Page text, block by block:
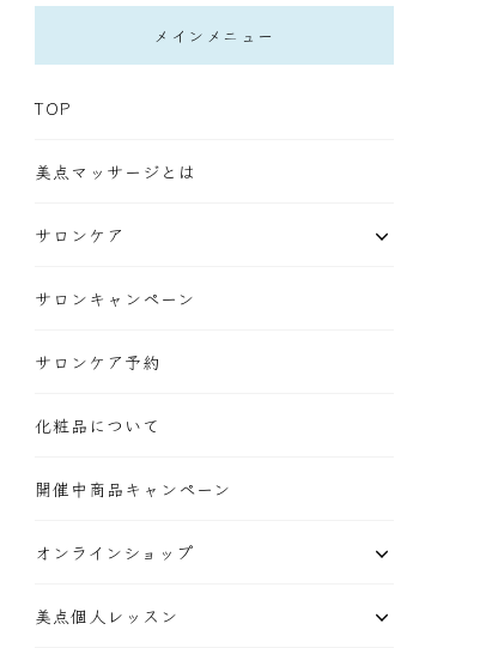
メインメニュー
TOP
美点マッサージとは
サロンケア
サロンキャンペーン
サロンケア予約
化粧品について
開催中商品キャンペーン
オンラインショップ
美点個人レッスン